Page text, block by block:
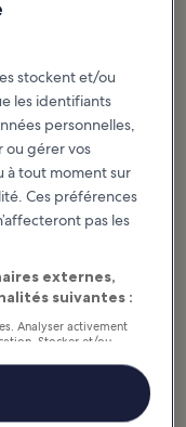
Canaveral
et où ?
stockent et/ou
les identifiants
personnelles,
ou gérer vos
à tout moment sur
Ces préférences
pas les
externes,
suivantes :
Analyser activement
Stocker et/ou
et du contenu,